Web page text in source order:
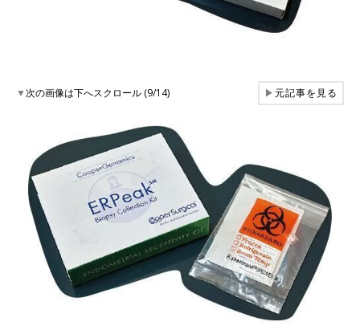
▼次の画像は下へスクロール (9/14) ▶元記事を見る